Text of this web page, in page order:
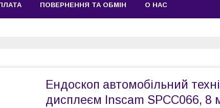
ПОВЕРНЕННЯ ТА ОБМІН О НАС
Ендоскоп автомобільний
дисплеєм Inscam SPCC066, 8